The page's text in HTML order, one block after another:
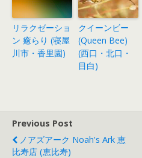
リラクゼーショ
ン 癒らり (寝屋
川市・香里園)
クイーンビー
(Queen Bee)
(西口・北口・
目白)
Previous Post
ノアズアーク Noah's Ark 恵
比寿店 (恵比寿)